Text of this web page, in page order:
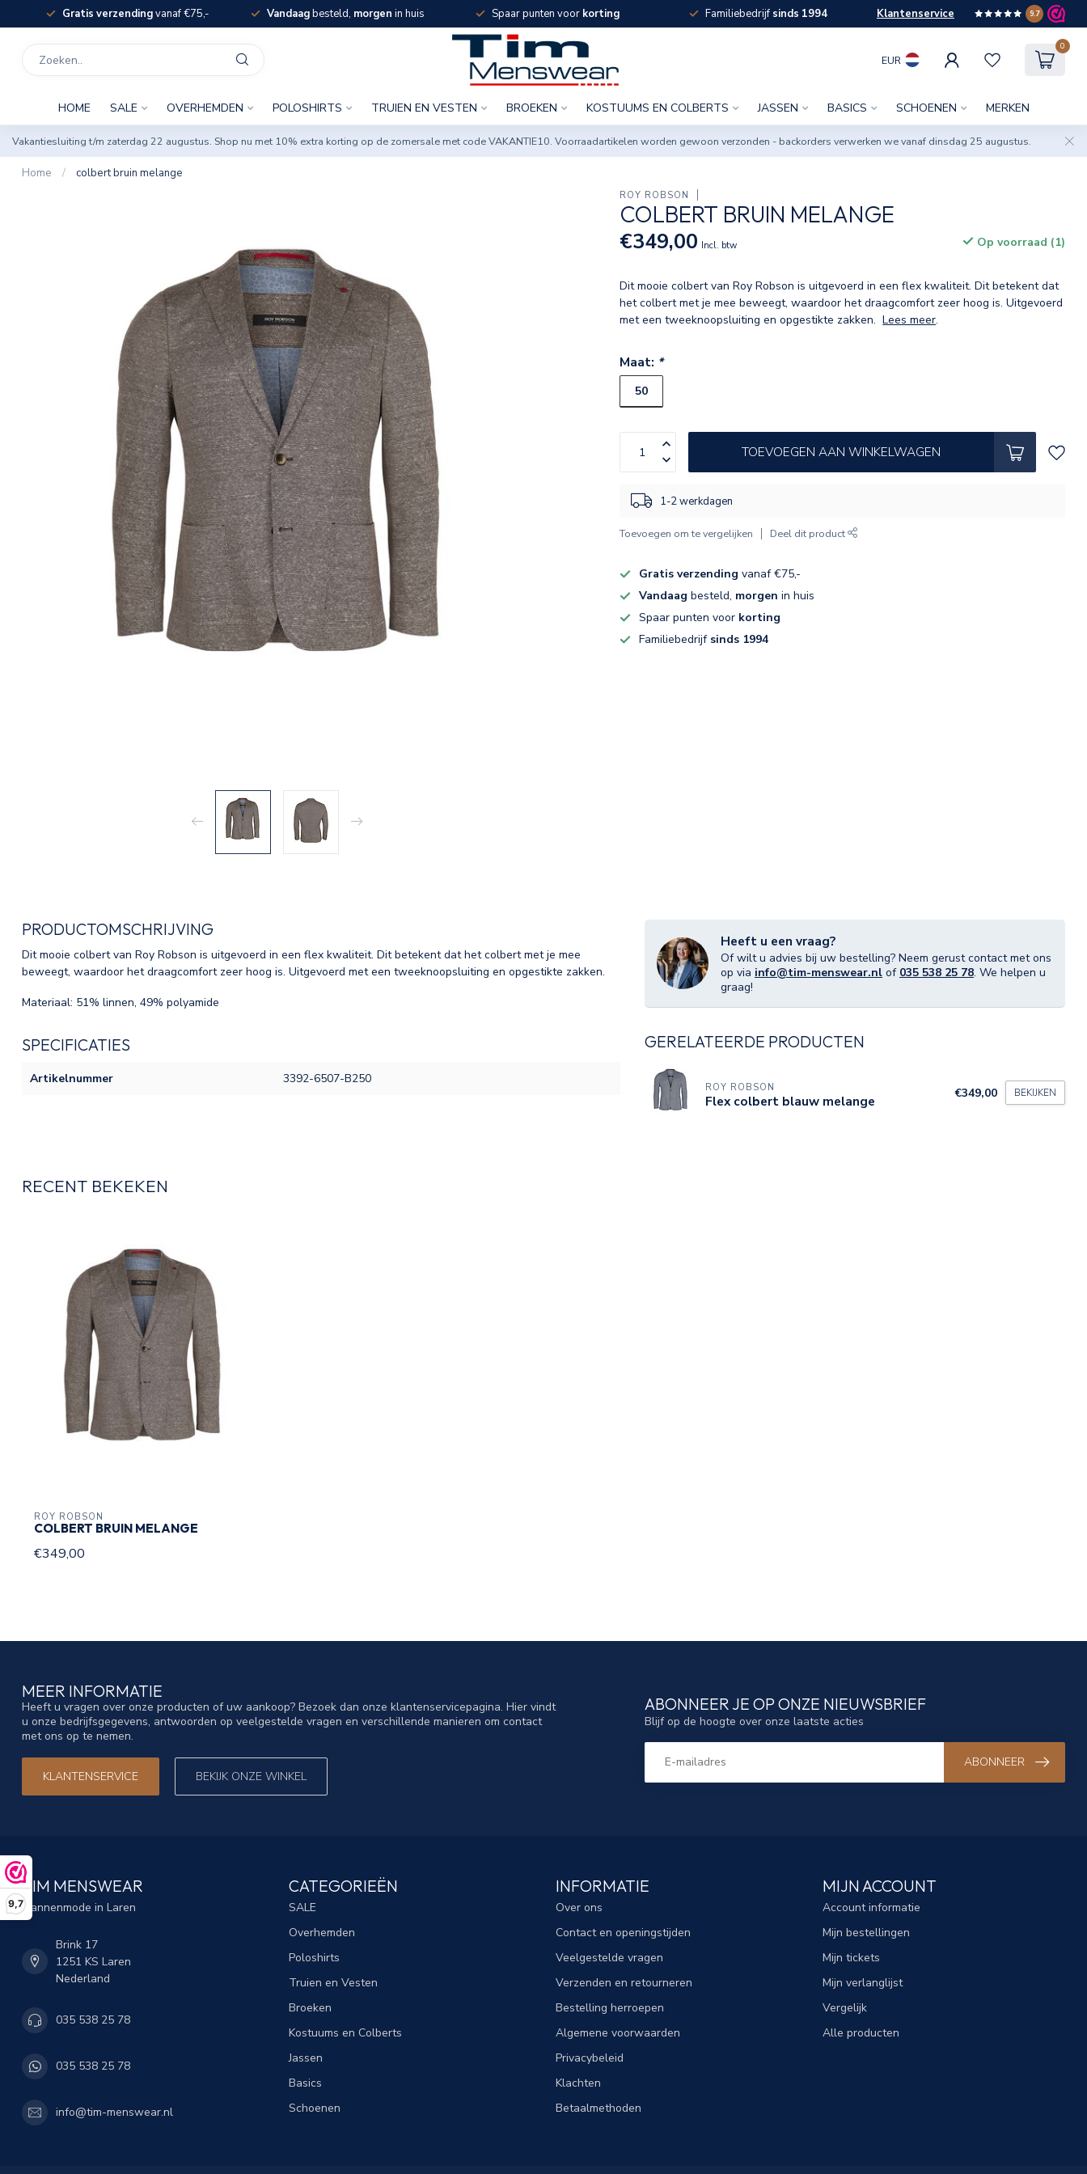
9,7
Gratis verzendingvanaf €75,- Vandaagbesteld, morgen in huis Spaar punten voor korting Familiebedrijf sinds 1994 Klantenservice 9.7
EUR
0
HOME SALE OVERHEMDEN POLOSHIRTS TRUIEN EN VESTEN BROEKEN KOSTUUMS EN COLBERTS JASSEN BASICS SCHOENEN MERKEN
Vakantiesluiting t/m zaterdag 22 augustus. Shop nu met 10% extra korting op de zomersale met code VAKANTIE10. Voorraadartikelen worden gewoon verzonden - backorders verwerken we vanaf dinsdag 25 augustus.
Home / colbert bruin melange
ROY ROBSON
COLBERT BRUIN MELANGE
€349,00 Incl. btw Op voorraad (1)
Dit mooie colbert van Roy Robson is uitgevoerd in een flex kwaliteit. Dit betekent dat
het colbert met je mee beweegt, waardoor het draagcomfort zeer hoog is. Uitgevoerd
met een tweeknoopsluiting en opgestikte zakken.Lees meer.
Maat: *
50
TOEVOEGEN AAN WINKELWAGEN
1-2 werkdagen
Toevoegen om te vergelijken Deel dit product
Gratis verzending vanaf €75,-
Vandaag besteld, morgen in huis
Spaar punten voor korting
Familiebedrijf sinds 1994
PRODUCTOMSCHRIJVING
Dit mooie colbert van Roy Robson is uitgevoerd in een flex kwaliteit. Dit betekent dat het colbert met je mee
beweegt, waardoor het draagcomfort zeer hoog is. Uitgevoerd met een tweeknoopsluiting en opgestikte zakken.
Materiaal: 51% linnen, 49% polyamide
SPECIFICATIES
Artikelnummer 3392-6507-B250
Heeft u een vraag?
Of wilt u advies bij uw bestelling? Neem gerust contact met ons
op via info@tim-menswear.nl of 035 538 25 78. We helpen u
graag!
GERELATEERDE PRODUCTEN
ROY ROBSON
Flex colbert blauw melange €349,00 BEKIJKEN
RECENT BEKEKEN
ROY ROBSON
COLBERT BRUIN MELANGE
€349,00
MEER INFORMATIE
Heeft u vragen over onze producten of uw aankoop? Bezoek dan onze klantenservicepagina. Hier vindt
u onze bedrijfsgegevens, antwoorden op veelgestelde vragen en verschillende manieren om contact
met ons op te nemen.
KLANTENSERVICE BEKIJK ONZE WINKEL
ABONNEER JE OP ONZE NIEUWSBRIEF
Blijf op de hoogte over onze laatste acties
ABONNEER
TIM MENSWEAR
Mannenmode in Laren
Brink 17
1251 KS Laren
Nederland
035 538 25 78
035 538 25 78
info@tim-menswear.nl
CATEGORIEËN
SALE
Overhemden
Poloshirts
Truien en Vesten
Broeken
Kostuums en Colberts
Jassen
Basics
Schoenen
INFORMATIE
Over ons
Contact en openingstijden
Veelgestelde vragen
Verzenden en retourneren
Bestelling herroepen
Algemene voorwaarden
Privacybeleid
Klachten
Betaalmethoden
MIJN ACCOUNT
Account informatie
Mijn bestellingen
Mijn tickets
Mijn verlanglijst
Vergelijk
Alle producten